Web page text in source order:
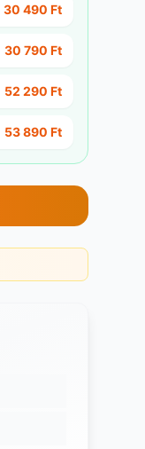
30 490 Ft
30 790 Ft
52 290 Ft
53 890 Ft